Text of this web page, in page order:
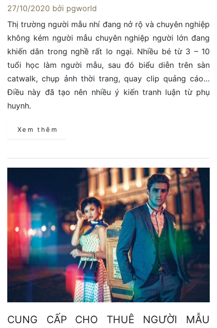
27/10/2020 bởi pgworld
Thị trường người mẫu nhí đang nở rộ và chuyên nghiệp
không kém người mẫu chuyên nghiệp người lớn đang
khiến dân trong nghề rất lo ngại. Nhiều bé từ 3 – 10
tuổi học làm người mẫu, sau đó biểu diễn trên sàn
catwalk, chụp ảnh thời trang, quay clip quảng cáo…
Điều này đã tạo nên nhiều ý kiến tranh luận từ phụ
huynh.
Xem thêm
CUNG CẤP CHO THUÊ NGƯỜI MẪU